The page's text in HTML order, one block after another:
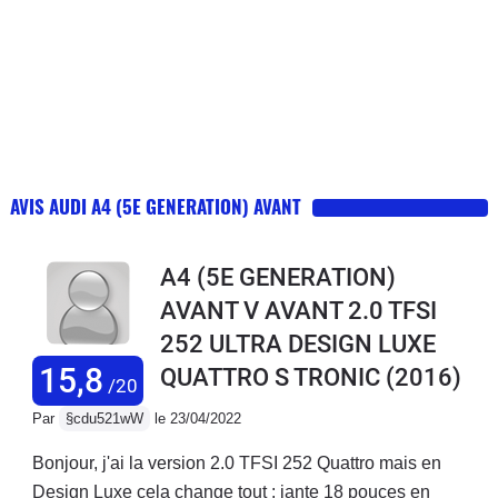
AVIS AUDI A4 (5E GENERATION) AVANT
15,8 /20
A4 (5E GENERATION)
AVANT V AVANT 2.0 TFSI
252 ULTRA DESIGN LUXE
QUATTRO S TRONIC (2016)
Par §cdu521wW le 23/04/2022
Bonjour, j'ai la version 2.0 TFSI 252 Quattro mais en
Design Luxe cela change tout : jante 18 pouces en